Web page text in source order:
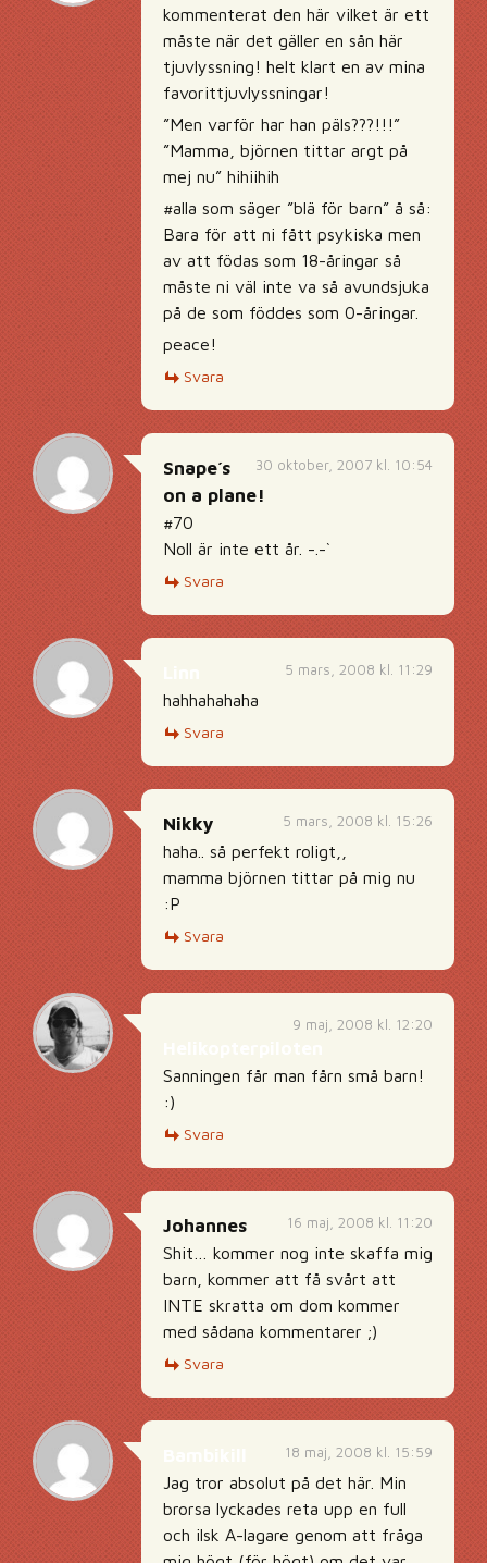
kommenterat den här vilket är ett
måste när det gäller en sån här
tjuvlyssning! helt klart en av mina
favorittjuvlyssningar!
”Men varför har han päls???!!!”
”Mamma, björnen tittar argt på
mej nu” hihiihih
#alla som säger ”blä för barn” å så:
Bara för att ni fått psykiska men
av att födas som 18-åringar så
måste ni väl inte va så avundsjuka
på de som föddes som 0-åringar.
peace!
Svara
30 oktober, 2007 kl. 10:54
Snape´s
on a plane!
#70
Noll är inte ett år. -.-`
Svara
5 mars, 2008 kl. 11:29
hahhahahaha
Svara
5 mars, 2008 kl. 15:26
Nikky
haha.. så perfekt roligt,,
mamma björnen tittar på mig nu
:P
Svara
9 maj, 2008 kl. 12:20
Sanningen får man fårn små barn!
:)
Svara
16 maj, 2008 kl. 11:20
Johannes
Shit… kommer nog inte skaffa mig
barn, kommer att få svårt att
INTE skratta om dom kommer
med sådana kommentarer ;)
Svara
18 maj, 2008 kl. 15:59
Jag tror absolut på det här. Min
brorsa lyckades reta upp en full
och ilsk A-lagare genom att fråga